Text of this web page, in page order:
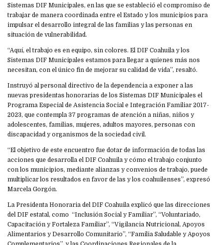
Sistemas DIF Municipales, en las que se estableció el compromiso de
trabajar de manera coordinada entre el Estado y los municipios para
impulsar el desarrollo integral de las familias y las personas en
situación de vulnerabilidad.
“Aquí, el trabajo es en equipo, sin colores. El DIF Coahuila y los
Sistemas DIF Municipales estamos para llegar a quienes más nos
necesitan, con el único fin de mejorar su calidad de vida”, resaltó.
Instruyó al personal directivo de la dependencia a exponer a las
nuevas presidentas honorarias de los Sistemas DIF Municipales el
Programa Especial de Asistencia Social e Integración Familiar 2017-
2023, que contempla 37 programas de atención a niñas, niños y
adolescentes, familias, mujeres, adultos mayores, personas con
discapacidad y organismos de la sociedad civil.
“El objetivo de este encuentro fue dotar de información de todas las
acciones que desarrolla el DIF Coahuila y cómo el trabajo conjunto
con los municipios, mediante alianzas y convenios de trabajo, puede
multiplicar los resultados en favor de las y los coahuilenses”, expresó
Marcela Gorgón.
La Presidenta Honoraria del DIF Coahuila explicó que las direcciones
del DIF estatal, como “Inclusión Social y Familiar”, “Voluntariado,
Capacitación y Fortaleza Familiar”, “Vigilancia Nutricional, Apoyos
Alimentarios y Desarrollo Comunitario”, “Familia Saludable y Apoyos